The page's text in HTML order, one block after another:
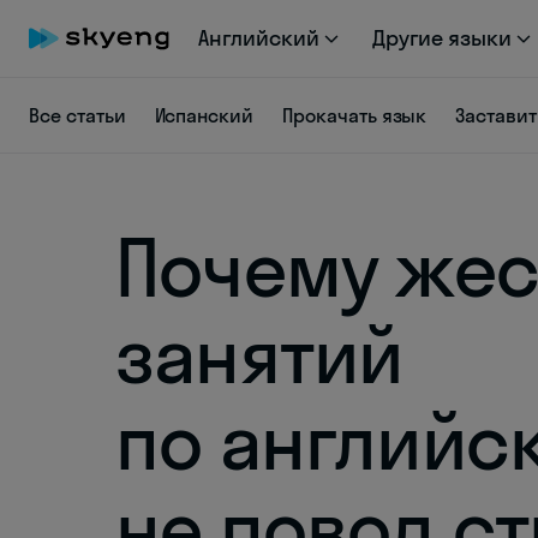
Английский Другие языки
Все статьи Испанский Прокачать язык
Почему
занятий
по